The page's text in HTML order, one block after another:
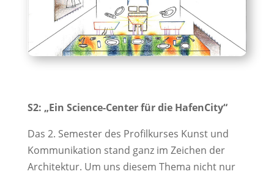
S2: „Ein Science-Center für die HafenCity“
Das 2. Semester des Profilkurses Kunst und
Kommunikation stand ganz im Zeichen der
Architektur. Um uns diesem Thema nicht nur